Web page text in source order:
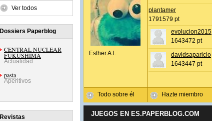
Ver todos
Dossiers Paperblog
CENTRAL NUCLEAR
FUKUSHIMA
Actualidad
pasta
Aperitivos
Revistas
Esther A.l.
Todo sobre él
plantamer
1791579 pt
evolucion2015
1643472 pt
davidsaparicio
1643447 pt
Hazte miembro
JUEGOS EN ES.PAPERBLOG.COM